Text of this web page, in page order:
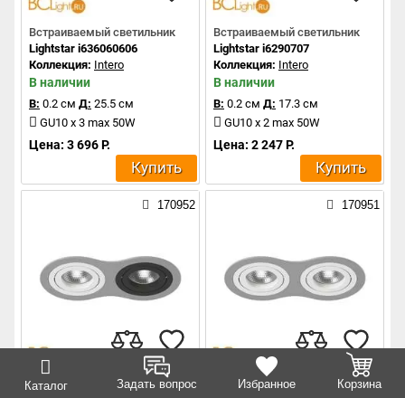
Каталог Задать вопрос Избранное Корзина
Встраиваемый светильник
Lightstar i636060606
Коллекция: Intero
В наличии
В: 0.2 см Д: 25.5 см
GU10 x 3 max 50W
Цена: 3 696 Р.
Купить
Встраиваемый светильник
Lightstar i6290707
Коллекция: Intero
В наличии
В: 0.2 см Д: 17.3 см
GU10 x 2 max 50W
Цена: 2 247 Р.
Купить
170952
Встраиваемый светильник
170951
Встраиваемый светильник